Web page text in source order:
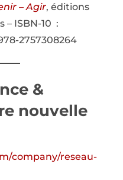
– Agir, éditions
ISBN-10 ‏ :
/ ISBN-13 ‏ : ‎ 978-2757308264
&
nouvelle
company/reseau-